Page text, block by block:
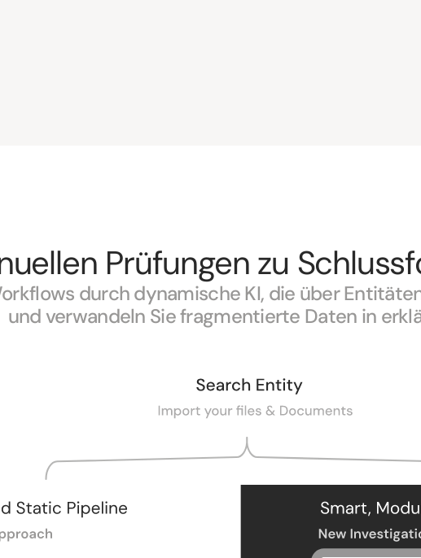
Prüfungen zu
durch dynamische KI, die über
und verwandeln Sie fragmentierte Daten in